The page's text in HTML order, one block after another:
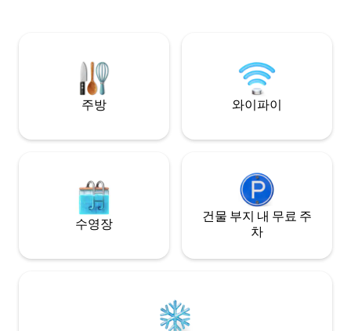
는 22-00005입니다.
주방 와이파이
수영장
건물 부지 내 무료 주
차